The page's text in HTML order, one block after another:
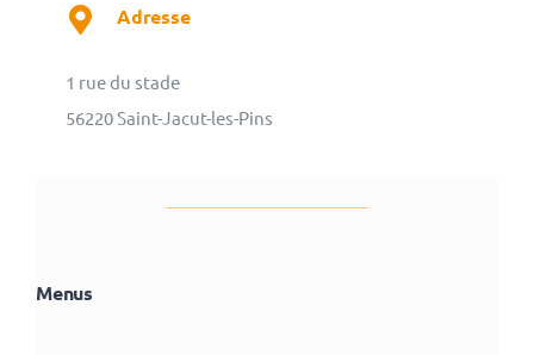
Adresse
1 rue du stade
56220 Saint-Jacut-les-Pins
Menus